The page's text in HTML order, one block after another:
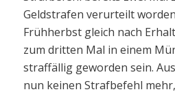
Geldstrafen verurteilt
Frühherbst gleich nach
zum dritten Mal in einem
straffällig geworden sein.
nun keinen Strafbefehl